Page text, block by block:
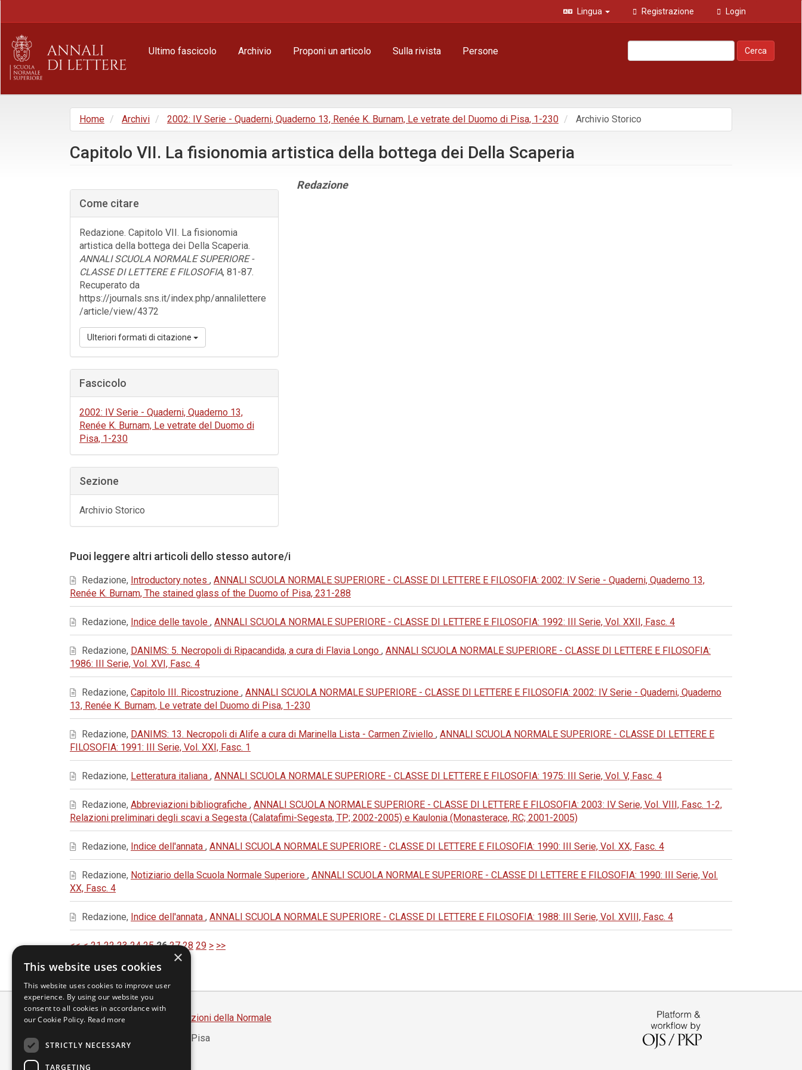
principale
Barra
laterale
Lingua Registrazione Login
Ultimo fascicolo Archivio Proponi un articolo Sulla rivista Persone Cerca
Home Archivi 2002: IV Serie - Quaderni, Quaderno 13, Renée K. Burnam, Le vetrate del Duomo di Pisa, 1-230 Archivio Storico
Capitolo VII. La fisionomia artistica della bottega dei Della Scaperia
laterale
dell'articolo
Come citare
Redazione. Capitolo VII. La fisionomia
artistica della bottega dei Della Scaperia.
ANNALI SCUOLA NORMALE SUPERIORE -
CLASSE DI LETTERE E FILOSOFIA, 81-87.
Recuperato da
https://journals.sns.it/index.php/annalilettere
/article/view/4372
Ulteriori formati di citazione
Fascicolo
2002: IV Serie - Quaderni, Quaderno 13,
Renée K. Burnam, Le vetrate del Duomo di
Pisa, 1-230
Sezione
Archivio Storico
Contenuto
Redazione
Puoi leggere altri articoli dello stesso autore/i
Redazione, Introductory notes , ANNALI SCUOLA NORMALE SUPERIORE - CLASSE DI LETTERE E FILOSOFIA: 2002: IV Serie - Quaderni, Quaderno 13,
Renée K. Burnam, The stained glass of the Duomo of Pisa, 231-288
Redazione, Indice delle tavole , ANNALI SCUOLA NORMALE SUPERIORE - CLASSE DI LETTERE E FILOSOFIA: 1992: III Serie, Vol. XXII, Fasc. 4
Redazione, DANIMS: 5. Necropoli di Ripacandida, a cura di Flavia Longo , ANNALI SCUOLA NORMALE SUPERIORE - CLASSE DI LETTERE E FILOSOFIA:
1986: III Serie, Vol. XVI, Fasc. 4
Redazione, Capitolo III. Ricostruzione , ANNALI SCUOLA NORMALE SUPERIORE - CLASSE DI LETTERE E FILOSOFIA: 2002: IV Serie - Quaderni, Quaderno
13, Renée K. Burnam, Le vetrate del Duomo di Pisa, 1-230
Redazione, DANIMS: 13. Necropoli di Alife a cura di Marinella Lista - Carmen Ziviello , ANNALI SCUOLA NORMALE SUPERIORE - CLASSE DI LETTERE E
FILOSOFIA: 1991: III Serie, Vol. XXI, Fasc. 1
Redazione, Letteratura italiana , ANNALI SCUOLA NORMALE SUPERIORE - CLASSE DI LETTERE E FILOSOFIA: 1975: III Serie, Vol. V, Fasc. 4
Redazione, Abbreviazioni bibliografiche , ANNALI SCUOLA NORMALE SUPERIORE - CLASSE DI LETTERE E FILOSOFIA: 2003: IV Serie, Vol. VIII, Fasc. 1-2,
Relazioni preliminari degli scavi a Segesta (Calatafimi-Segesta, TP; 2002-2005) e Kaulonia (Monasterace, RC; 2001-2005)
Redazione, Indice dell'annata , ANNALI SCUOLA NORMALE SUPERIORE - CLASSE DI LETTERE E FILOSOFIA: 1990: III Serie, Vol. XX, Fasc. 4
Redazione, Notiziario della Scuola Normale Superiore , ANNALI SCUOLA NORMALE SUPERIORE - CLASSE DI LETTERE E FILOSOFIA: 1990: III Serie, Vol.
XX, Fasc. 4
Redazione, Indice dell'annata , ANNALI SCUOLA NORMALE SUPERIORE - CLASSE DI LETTERE E FILOSOFIA: 1988: III Serie, Vol. XVIII, Fasc. 4
<< < 21 22 23 24 25 26 27 28 29 > >>
Scuola Normale Superiore
Edizioni della Normale
Piazza dei Cavalieri, 7 - 56126 Pisa
Partita IVA 00420000507
×
This website uses cookies
This website uses cookies to improve user
experience. By using our website you
consent to all cookies in accordance with
our Cookie Policy. Read more
STRICTLY NECESSARY
TARGETING